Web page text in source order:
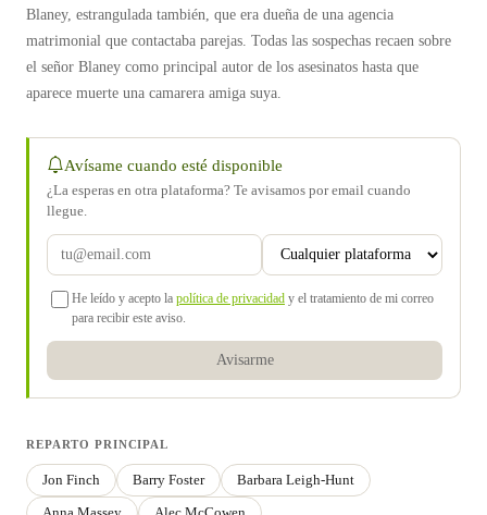
Blaney, estrangulada también, que era dueña de una agencia
matrimonial que contactaba parejas. Todas las sospechas recaen sobre
el señor Blaney como principal autor de los asesinatos hasta que
aparece muerte una camarera amiga suya.
Avísame cuando esté disponible
¿La esperas en otra plataforma? Te avisamos por email cuando
llegue.
He leído y acepto la política de privacidad y el tratamiento de mi correo
para recibir este aviso.
Avisarme
REPARTO PRINCIPAL
Jon Finch Barry Foster
Barbara Leigh-Hunt